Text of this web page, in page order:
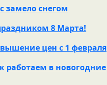
замело снегом
8 Марта!
цен с 1 февраля
работаем в новогодние